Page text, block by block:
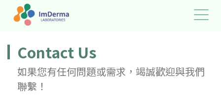
Contact Us
如果您有任何問題或需求，竭誠歡迎與我們
聯繫！